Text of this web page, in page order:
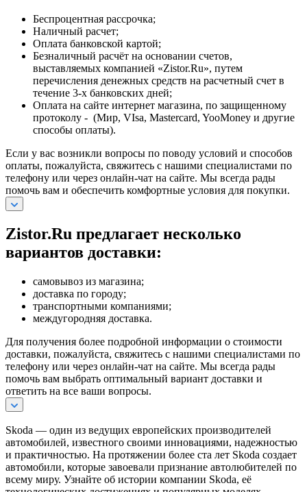
Беспроцентная рассрочка;
Наличный расчет;
Оплата банковской картой;
Безналичный расчёт на основании счетов,
выставляемых компанией «Zistor.Ru», путем
перечисления денежных средств на расчетный счет в
течение 3-х банковских дней;
Оплата на сайте интернет магазина, по защищенному
протоколу - (Мир, VIsa, Mastercard, YooMoney и другие
способы оплаты).
Если у вас возникли вопросы по поводу условий и способов
оплаты, пожалуйста, свяжитесь с нашими специалистами по
телефону или через онлайн-чат на сайте. Мы всегда рады
помочь вам и обеспечить комфортные условия для покупки.
Zistor.Ru предлагает несколько
вариантов доставки:
самовывоз из магазина;
доставка по городу;
транспортными компаниями;
междугородняя доставка.
Для получения более подробной информации о стоимости
доставки, пожалуйста, свяжитесь с нашими специалистами по
телефону или через онлайн-чат на сайте. Мы всегда рады
помочь вам выбрать оптимальный вариант доставки и
ответить на все ваши вопросы.
Skoda — один из ведущих европейских производителей
автомобилей, известного своими инновациями, надежностью
и практичностью. На протяжении более ста лет Skoda создает
автомобили, которые завоевали признание автолюбителей по
всему миру. Узнайте об истории компании Skoda, её